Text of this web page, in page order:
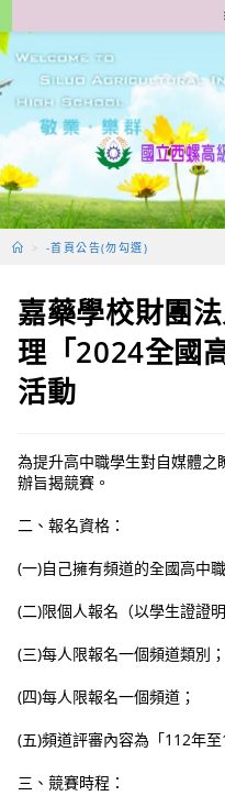
轉
至
要
容
> -首頁公告(勿勾選)
嘉藥學校財團
理「2024全國
活動
為提升高中職學生對自媒體
辦旨揭競賽。
二、報名資格：
(一)自己擁有頻道的全國高中
(二)限個人報名（以學生證證
(三)每人限報名一個頻道類別；
(四)每人限報名一個頻道；
(五)頻道評審內容為「112年
三、競賽時程：